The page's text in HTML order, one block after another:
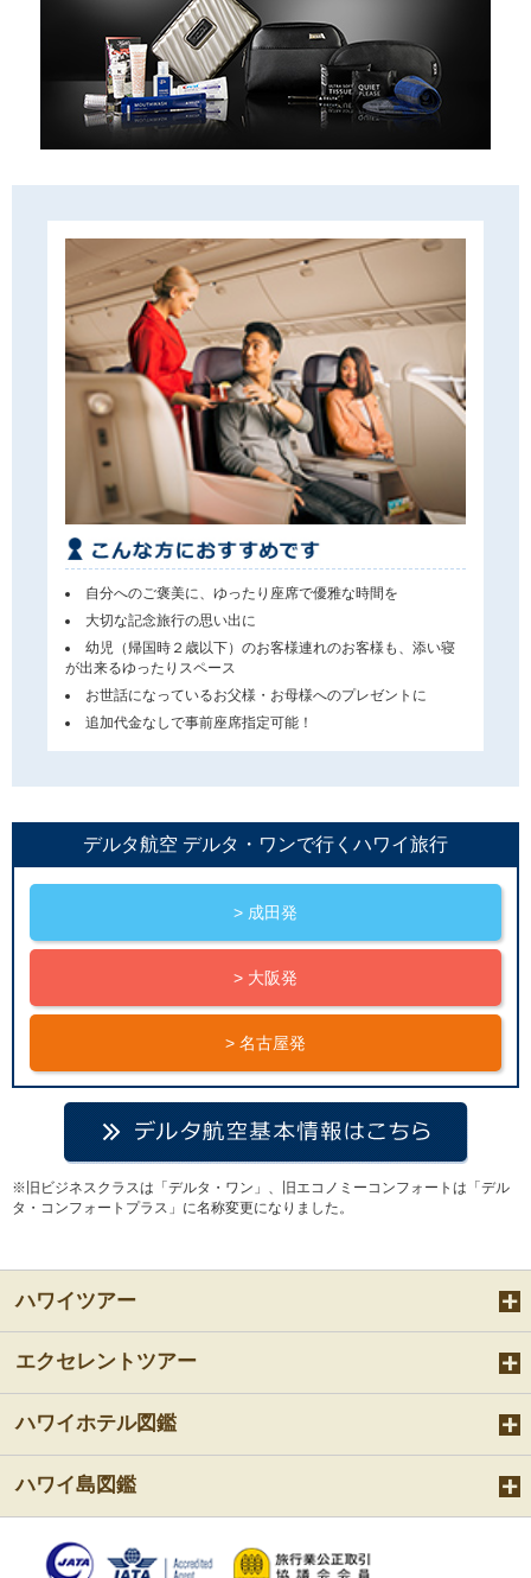
自分へのご褒美に、ゆったり座席で優雅な時間を
大切な記念旅行の思い出に
幼児（帰国時２歳以下）のお客様連れのお客様も、添い寝
が出来るゆったりスペース
お世話になっているお父様・お母様へのプレゼントに
追加代金なしで事前座席指定可能！
デルタ航空 デルタ・ワンで行くハワイ旅行
> 成田発
> 大阪発
> 名古屋発
※旧ビジネスクラスは「デルタ・ワン」、旧エコノミーコンフォートは「デル
タ・コンフォートプラス」に名称変更になりました。
ハワイツアー
エクセレントツアー
ハワイホテル図鑑
ハワイ島図鑑